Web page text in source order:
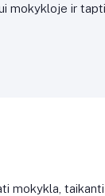
mokykloje ir
mokykla, taikanti